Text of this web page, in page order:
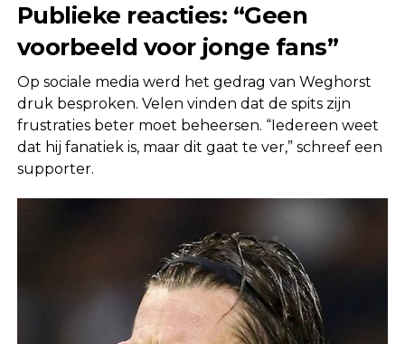
Publieke reacties: “Geen
voorbeeld voor jonge fans”
Op sociale media werd het gedrag van Weghorst
druk besproken. Velen vinden dat de spits zijn
frustraties beter moet beheersen. “Iedereen weet
dat hij fanatiek is, maar dit gaat te ver,” schreef een
supporter.